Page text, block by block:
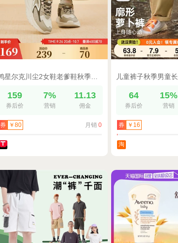
鸿星尔克川尘2女鞋老爹鞋秋季新款软底透气运动鞋复古潮流休闲鞋
159
券后价
7%
营销
11.13
佣金
券 ￥80 月销 0
64
券后价
15%
营销
券 ￥16
淘